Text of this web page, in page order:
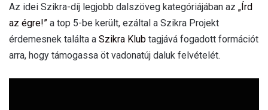
Az idei Szikra-díj legjobb dalszöveg kategóriájában az „Írd
az égre!” a top 5-be került, ezáltal a Szikra Projekt
érdemesnek találta a Szikra Klub tagjává fogadott formációt
arra, hogy támogassa öt vadonatúj daluk felvételét.